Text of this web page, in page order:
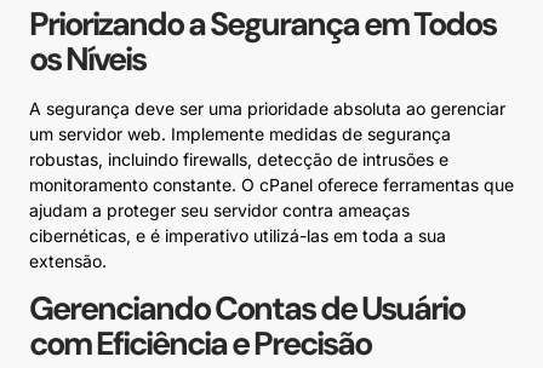
Priorizando a Segurança em Todos
os Níveis
A segurança deve ser uma prioridade absoluta ao gerenciar
um servidor web. Implemente medidas de segurança
robustas, incluindo firewalls, detecção de intrusões e
monitoramento constante. O cPanel oferece ferramentas que
ajudam a proteger seu servidor contra ameaças
cibernéticas, e é imperativo utilizá-las em toda a sua
extensão.
Gerenciando Contas de Usuário
com Eficiência e Precisão